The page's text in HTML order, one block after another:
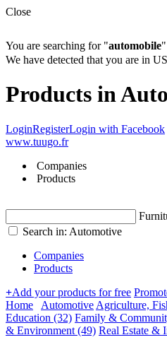
Close
You are searching for "automobile
We have detected that you are in
Products in
LoginRegisterLogin with Facebook
www.tuugo.fr
Companies
Products
Search in: Automotive
Companies
Products
+Add your products for free
Home
Automotive Agriculture,
Education (32) Family &
& Environment (49) Real Estate &